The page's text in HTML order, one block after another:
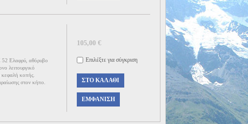
Ελαφρύ, αθόρυβο
λειτουργικό
κεφαλή κοπής.
στον κήπο.
105,00 €
Επιλέξτε για σύγκριση
ΣΤΟ ΚΑΛΆΘΙ
ΕΜΦΆΝΙΣΗ